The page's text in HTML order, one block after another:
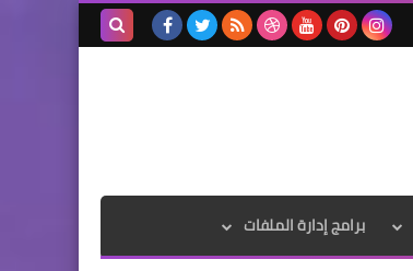
برامج إدارة الملفات